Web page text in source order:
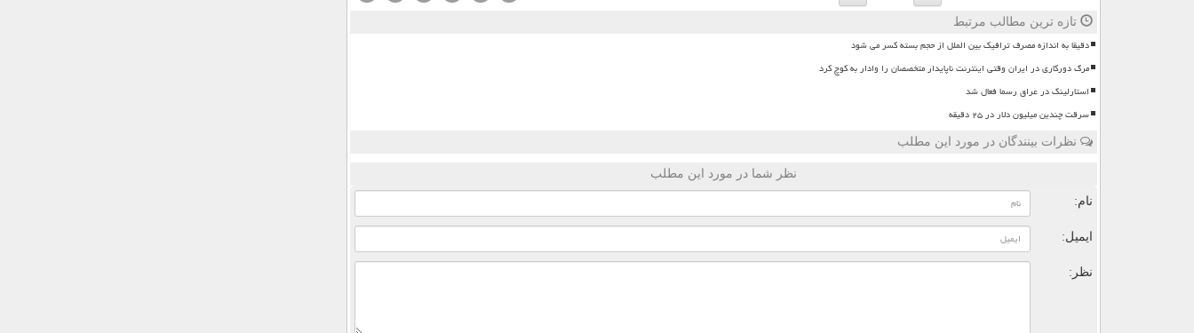
تازه ترین مطالب مرتبط
دقیقا به اندازه مصرف ترافیک بین الملل از حجم بسته کسر می شود
مرگ دورکاری در ایران وقتی اینترنت ناپایدار متخصصان را وادار به کوچ کرد
استارلینک در عراق رسما فعال شد
سرقت چندین میلیون دلار در ۲۵ دقیقه
نظرات بینندگان در مورد این مطلب
نظر شما در مورد این مطلب
نام:
ایمیل:
نظر: